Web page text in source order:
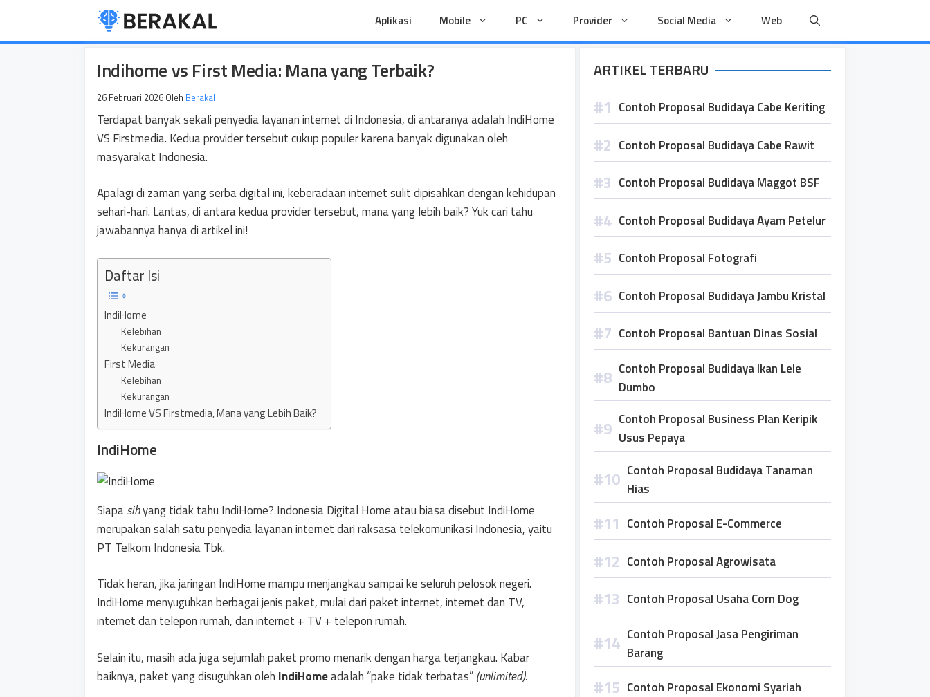
isi
Aplikasi Mobile PC Provider Social Media Web
Indihome vs First Media: Mana yang Terbaik?
26 Februari 2026 Oleh Berakal
Terdapat banyak sekali penyedia layanan internet di Indonesia, di antaranya adalah IndiHome
VS Firstmedia. Kedua provider tersebut cukup populer karena banyak digunakan oleh
masyarakat Indonesia.
Apalagi di zaman yang serba digital ini, keberadaan internet sulit dipisahkan dengan kehidupan
sehari-hari. Lantas, di antara kedua provider tersebut, mana yang lebih baik? Yuk cari tahu
jawabannya hanya di artikel ini!
Daftar Isi
IndiHome
Kelebihan
Kekurangan
First Media
Kelebihan
Kekurangan
IndiHome VS Firstmedia, Mana yang Lebih Baik?
IndiHome
Siapasihyang tidak tahu IndiHome? Indonesia Digital Home atau biasa disebut IndiHome
merupakan salah satu penyedia layanan internet dari raksasa telekomunikasi Indonesia, yaitu
PT Telkom Indonesia Tbk.
Tidak heran, jika jaringan IndiHome mampu menjangkau sampai ke seluruh pelosok negeri.
IndiHome menyuguhkan berbagai jenis paket, mulai dari paket internet, internet dan TV,
internet dan telepon rumah, dan internet + TV + telepon rumah.
Selain itu, masih ada juga sejumlah paket promo menarik dengan harga terjangkau. Kabar
baiknya, paket yang disuguhkan oleh IndiHomeadalah “pake tidak terbatas”(unlimited).
ARTIKEL TERBARU
Contoh Proposal Budidaya Cabe Keriting
Contoh Proposal Budidaya Cabe Rawit
Contoh Proposal Budidaya Maggot BSF
Contoh Proposal Budidaya Ayam Petelur
Contoh Proposal Fotografi
Contoh Proposal Budidaya Jambu Kristal
Contoh Proposal Bantuan Dinas Sosial
Contoh Proposal Budidaya Ikan Lele
Dumbo
Contoh Proposal Business Plan Keripik
Usus Pepaya
Contoh Proposal Budidaya Tanaman
Hias
Contoh Proposal E-Commerce
Contoh Proposal Agrowisata
Contoh Proposal Usaha Corn Dog
Contoh Proposal Jasa Pengiriman
Barang
Contoh Proposal Ekonomi Syariah